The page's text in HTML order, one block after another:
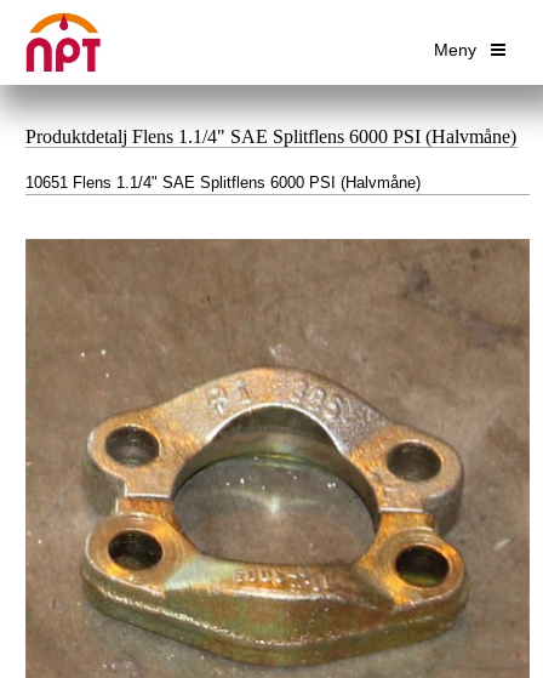
Meny
Produktdetalj Flens 1.1/4" SAE Splitflens 6000 PSI (Halvmåne)
10651 Flens 1.1/4" SAE Splitflens 6000 PSI (Halvmåne)